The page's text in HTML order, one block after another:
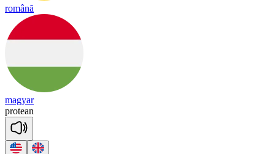
română
magyar
protean